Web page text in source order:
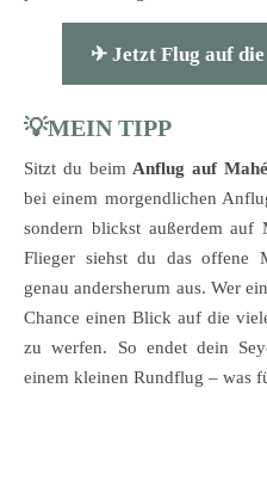
✈︎ Jetzt Flug auf
💡MEIN TIPP
Sitzt du beim Anflug auf
bei einem morgendlichen
sondern blickst außerdem auf
Flieger siehst du das offene
genau andersherum aus. Wer
Chance einen Blick auf die
zu werfen. So endet dein
einem kleinen Rundflug – was